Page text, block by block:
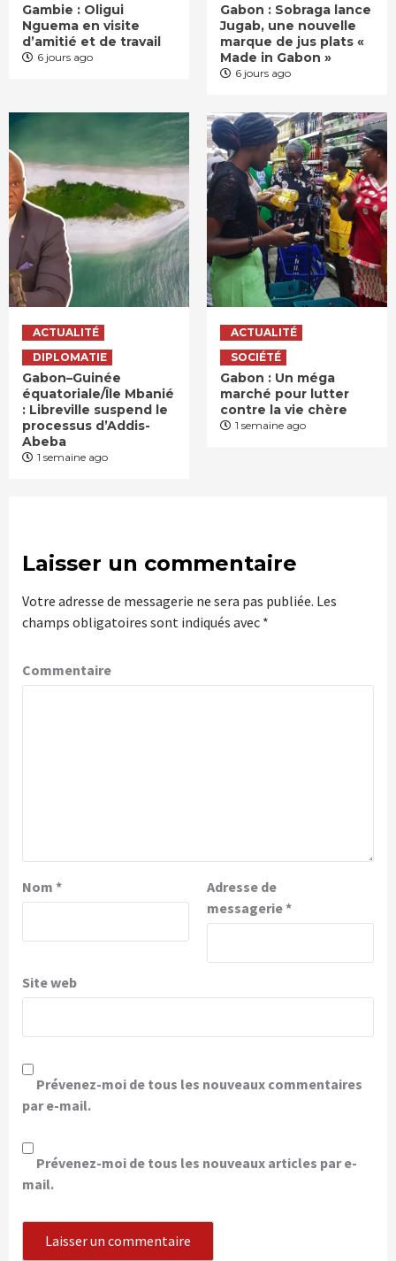
Gambie : Oligui
Nguema en visite
d’amitié et de travail
6 jours ago
Gabon : Sobraga lance
Jugab, une nouvelle
marque de jus plats «
Made in Gabon »
6 jours ago
ACTUALITÉ
DIPLOMATIE
Gabon–Guinée
équatoriale/Île Mbanié
: Libreville suspend le
processus d’Addis-
Abeba
1 semaine ago
ACTUALITÉ
SOCIÉTÉ
Gabon : Un méga
marché pour lutter
contre la vie chère
1 semaine ago
Laisser un commentaire
Votre adresse de messagerie ne sera pas publiée. Les
champs obligatoires sont indiqués avec *
Commentaire
Nom *
Adresse de
messagerie*
Site web
Prévenez-moi de tous les nouveaux commentaires
par e-mail.
Prévenez-moi de tous les nouveaux articles par e-
mail.